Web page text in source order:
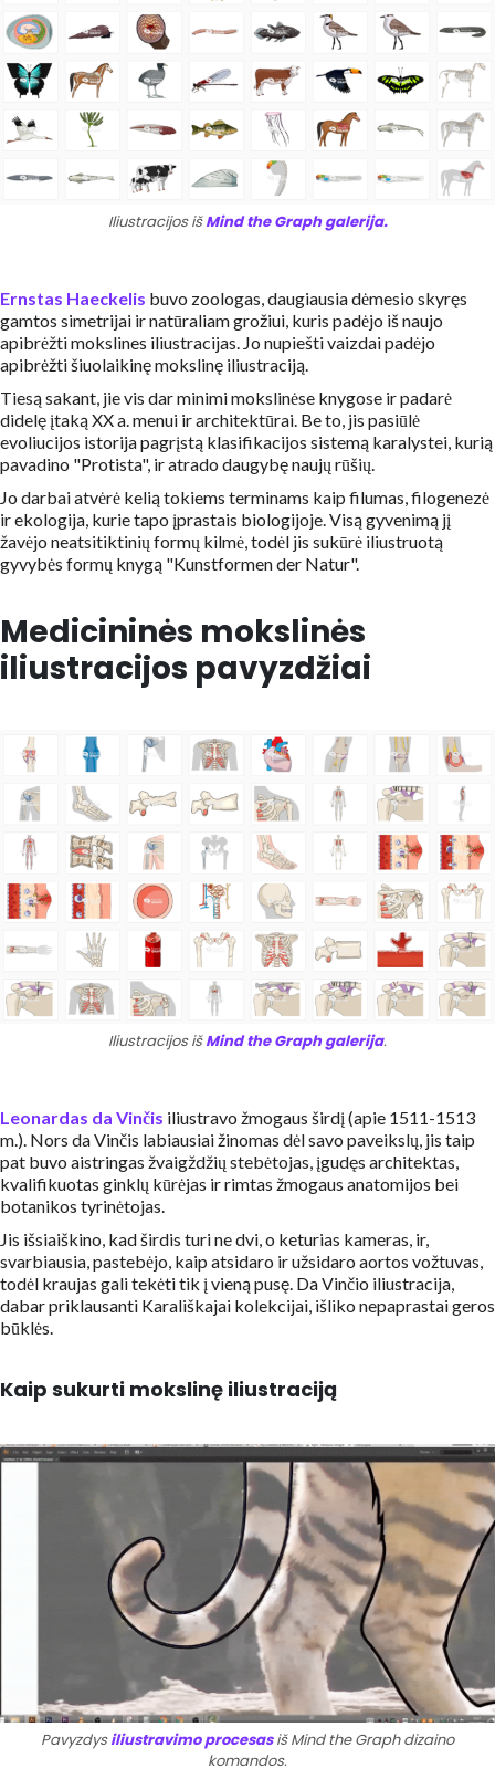
Iliustracijos išMind the Graph galerija.
Ernstas Haeckelis buvo zoologas, daugiausia dėmesio skyręs
gamtos simetrijai ir natūraliam grožiui, kuris padėjo iš naujo
apibrėžti mokslines iliustracijas. Jo nupiešti vaizdai padėjo
apibrėžti šiuolaikinę mokslinę iliustraciją.
Tiesą sakant, jie vis dar minimi mokslinėse knygose ir padarė
didelę įtaką XX a. menui ir architektūrai. Be to, jis pasiūlė
evoliucijos istorija pagrįstą klasifikacijos sistemą karalystei, kurią
pavadino "Protista", ir atrado daugybę naujų rūšių.
Jo darbai atvėrė kelią tokiems terminams kaip filumas, filogenezė
ir ekologija, kurie tapo įprastais biologijoje. Visą gyvenimą jį
žavėjo neatsitiktinių formų kilmė, todėl jis sukūrė iliustruotą
gyvybės formų knygą "Kunstformen der Natur".
Medicininės mokslinės
iliustracijos pavyzdžiai
Iliustracijos išMind the Graph galerija.
Leonardas da Vinčis iliustravo žmogaus širdį (apie 1511-1513
m.). Nors da Vinčis labiausiai žinomas dėl savo paveikslų, jis taip
pat buvo aistringas žvaigždžių stebėtojas, įgudęs architektas,
kvalifikuotas ginklų kūrėjas ir rimtas žmogaus anatomijos bei
botanikos tyrinėtojas.
Jis išsiaiškino, kad širdis turi ne dvi, o keturias kameras, ir,
svarbiausia, pastebėjo, kaip atsidaro ir užsidaro aortos vožtuvas,
todėl kraujas gali tekėti tik į vieną pusę. Da Vinčio iliustracija,
dabar priklausanti Karališkajai kolekcijai, išliko nepaprastai geros
būklės.
Kaip sukurti mokslinę iliustraciją
Pavyzdysiliustravimo procesasiš Mind the Graph dizaino
komandos.